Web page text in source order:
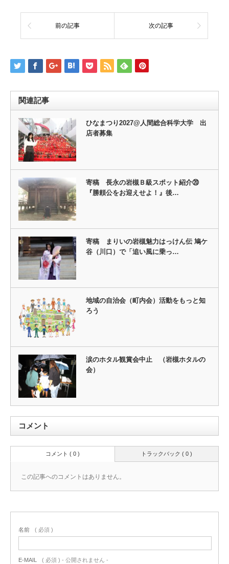
前の記事 次の記事
関連記事
ひなまつり2027@人間総合科学大学 出
店者募集
寄稿 長永の岩槻Ｂ級スポット紹介⑳
『勝頼公をお迎えせよ！』後…
寄稿 まりいの岩槻魅力はっけん伝 鳩ケ
谷（川口）で「追い風に乗っ…
地域の自治会（町内会）活動をもっと知
ろう
涙のホタル観賞会中止 （岩槻ホタルの
会）
コメント
トラックバック ( 0 )
コメント ( 0 )
この記事へのコメントはありません。
名前 ( 必須 )
E-MAIL ( 必須 ) - 公開されません -